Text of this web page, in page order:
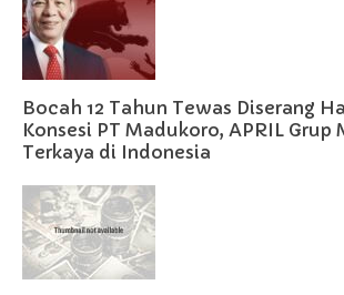
Bocah 12 Tahun Tewas Diserang
Konsesi PT Madukoro, APRIL Grup
Terkaya di Indonesia